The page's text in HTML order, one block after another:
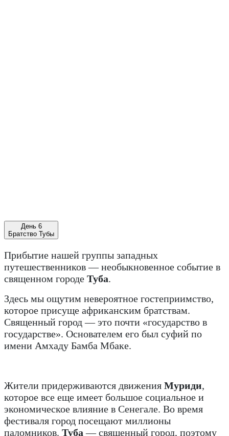
День 6
Братство Тубы
Прибытие нашей группы западных
путешественников — необыкновенное событие в
священном городе Туба.
Здесь мы ощутим невероятное гостеприимство,
которое присуще африканским братствам.
Священный город — это почти «государство в
государстве». Основателем его был суфий по
имени Амхаду Бамба Мбаке.
Жители придерживаются движения Муриди,
которое все еще имеет большое социальное и
экономическое влияние в Сенегале. Во время
фестиваля город посещают миллионы
паломников. Туба — священный город, поэтому